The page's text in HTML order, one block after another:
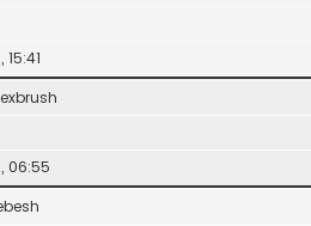
15:41
06:55